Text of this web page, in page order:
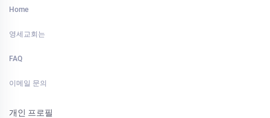
Home
영세교회는
FAQ
이메일 문의
개인 프로필